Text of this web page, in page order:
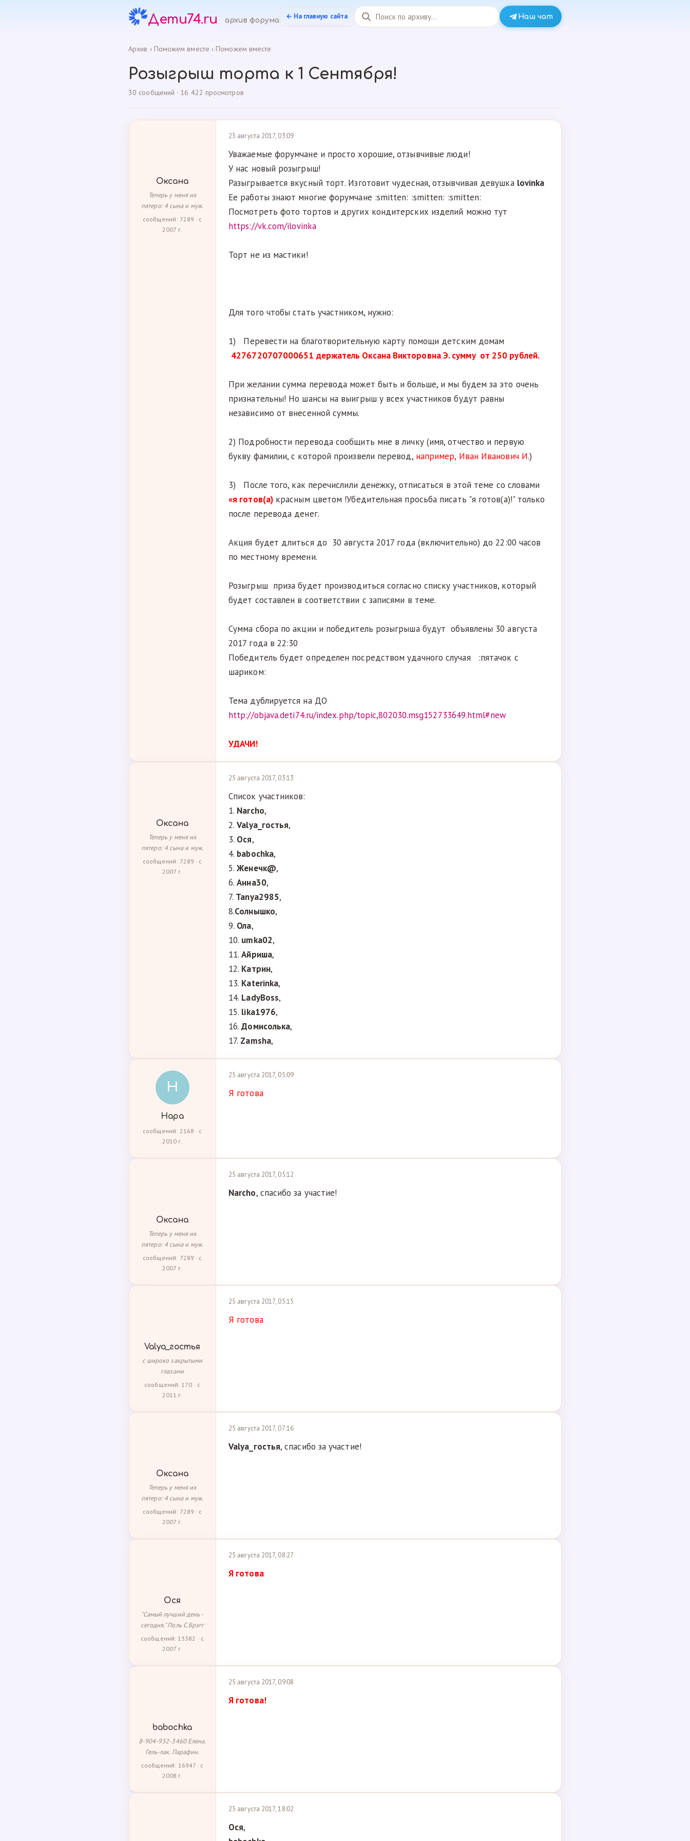
Дети74.ru архив форума ← На главную сайта Наш чат
Архив › Поможем вместе › Поможем вместе
Розыгрыш торта к 1 Сентября!
30 сообщений · 16 422 просмотров
Оксана
Теперь у меня их
пятеро: 4 сына и муж.
сообщений: 7289 · с
2007 г.
25 августа 2017, 03:09
Уважаемые форумчане и просто хорошие, отзывчивые люди!
У нас новый розыгрыш!
Разыгрывается вкусный торт. Изготовит чудесная, отзывчивая девушка lovinka
Ее работы знают многие форумчане :smitten: :smitten: :smitten:
Посмотреть фото тортов и других кондитерских изделий можно тут
https://vk.com/ilovinka
Торт не из мастики!
Для того чтобы стать участником, нужно:
1) Перевести на благотворительную карту помощи детским домам
4276720707000651 держатель Оксана Викторовна Э. сумму от 250 рублей.
При желании сумма перевода может быть и больше, и мы будем за это очень
признательны! Но шансы на выигрыш у всех участников будут равны
независимо от внесенной суммы.
2) Подробности перевода сообщить мне в личку (имя, отчество и первую
букву фамилии, с которой произвели перевод, например, Иван Иванович И.)
3) После того, как перечислили денежку, отписаться в этой теме со словами
«я готов(а)красным цветом !Убедительная просьба писать "я готов(а)!" только
после перевода денег.
Акция будет длиться до 30 августа 2017 года (включительно) до 22:00 часов
по местному времени.
Розыгрыш приза будет производиться согласно списку участников, который
будет составлен в соответствии с записями в теме.
Сумма сбора по акции и победитель розыгрыша будут объявлены 30 августа
2017 года в 22:30
Победитель будет определен посредством удачного случая :пятачок с
шариком:
Тема дублируется на ДО
http://objava.deti74.ru/index.php/topic,802030.msg152733649.html#new
УДАЧИ!
Оксана
Теперь у меня их
пятеро: 4 сына и муж.
сообщений: 7289 · с
2007 г.
25 августа 2017, 03:13
Список участников:
1. Narcho,
2.Valya_гостья,
3. Ося,
4. babochka,
5.Женечк@,
6.Анна30,
7. Tanya2985,
8.Солнышко,
9. Ола,
10. umka02,
11.Айриша,
12. Кaтрин,
13. Katerinka,
14. LadyBoss,
15. lika1976,
16.Домисолька,
17. Zamsha,
Н
Нара
сообщений: 2168 · с
2010 г.
25 августа 2017, 05:09
Я готова
Оксана
Теперь у меня их
пятеро: 4 сына и муж.
сообщений: 7289 · с
2007 г.
25 августа 2017, 05:12
Narcho, спасибо за участие!
Valya_гостья
с широко закрытыми
глазами
сообщений: 170 · с
2011 г.
25 августа 2017, 05:15
Я готова
Оксана
Теперь у меня их
пятеро: 4 сына и муж.
сообщений: 7289 · с
2007 г.
25 августа 2017, 07:16
Valya_гостья, спасибо за участие!
Ося
"Самый лучший день -
сегодня." Поль С.Брэгг
сообщений: 13382 · с
2007 г.
25 августа 2017, 08:27
Я готова
babochka
8-904-932-3460 Елена.
Гель-лак. Парафин.
сообщений: 16947 · с
2008 г.
25 августа 2017, 09:08
Я готова!
25 августа 2017, 18:02
Ося,